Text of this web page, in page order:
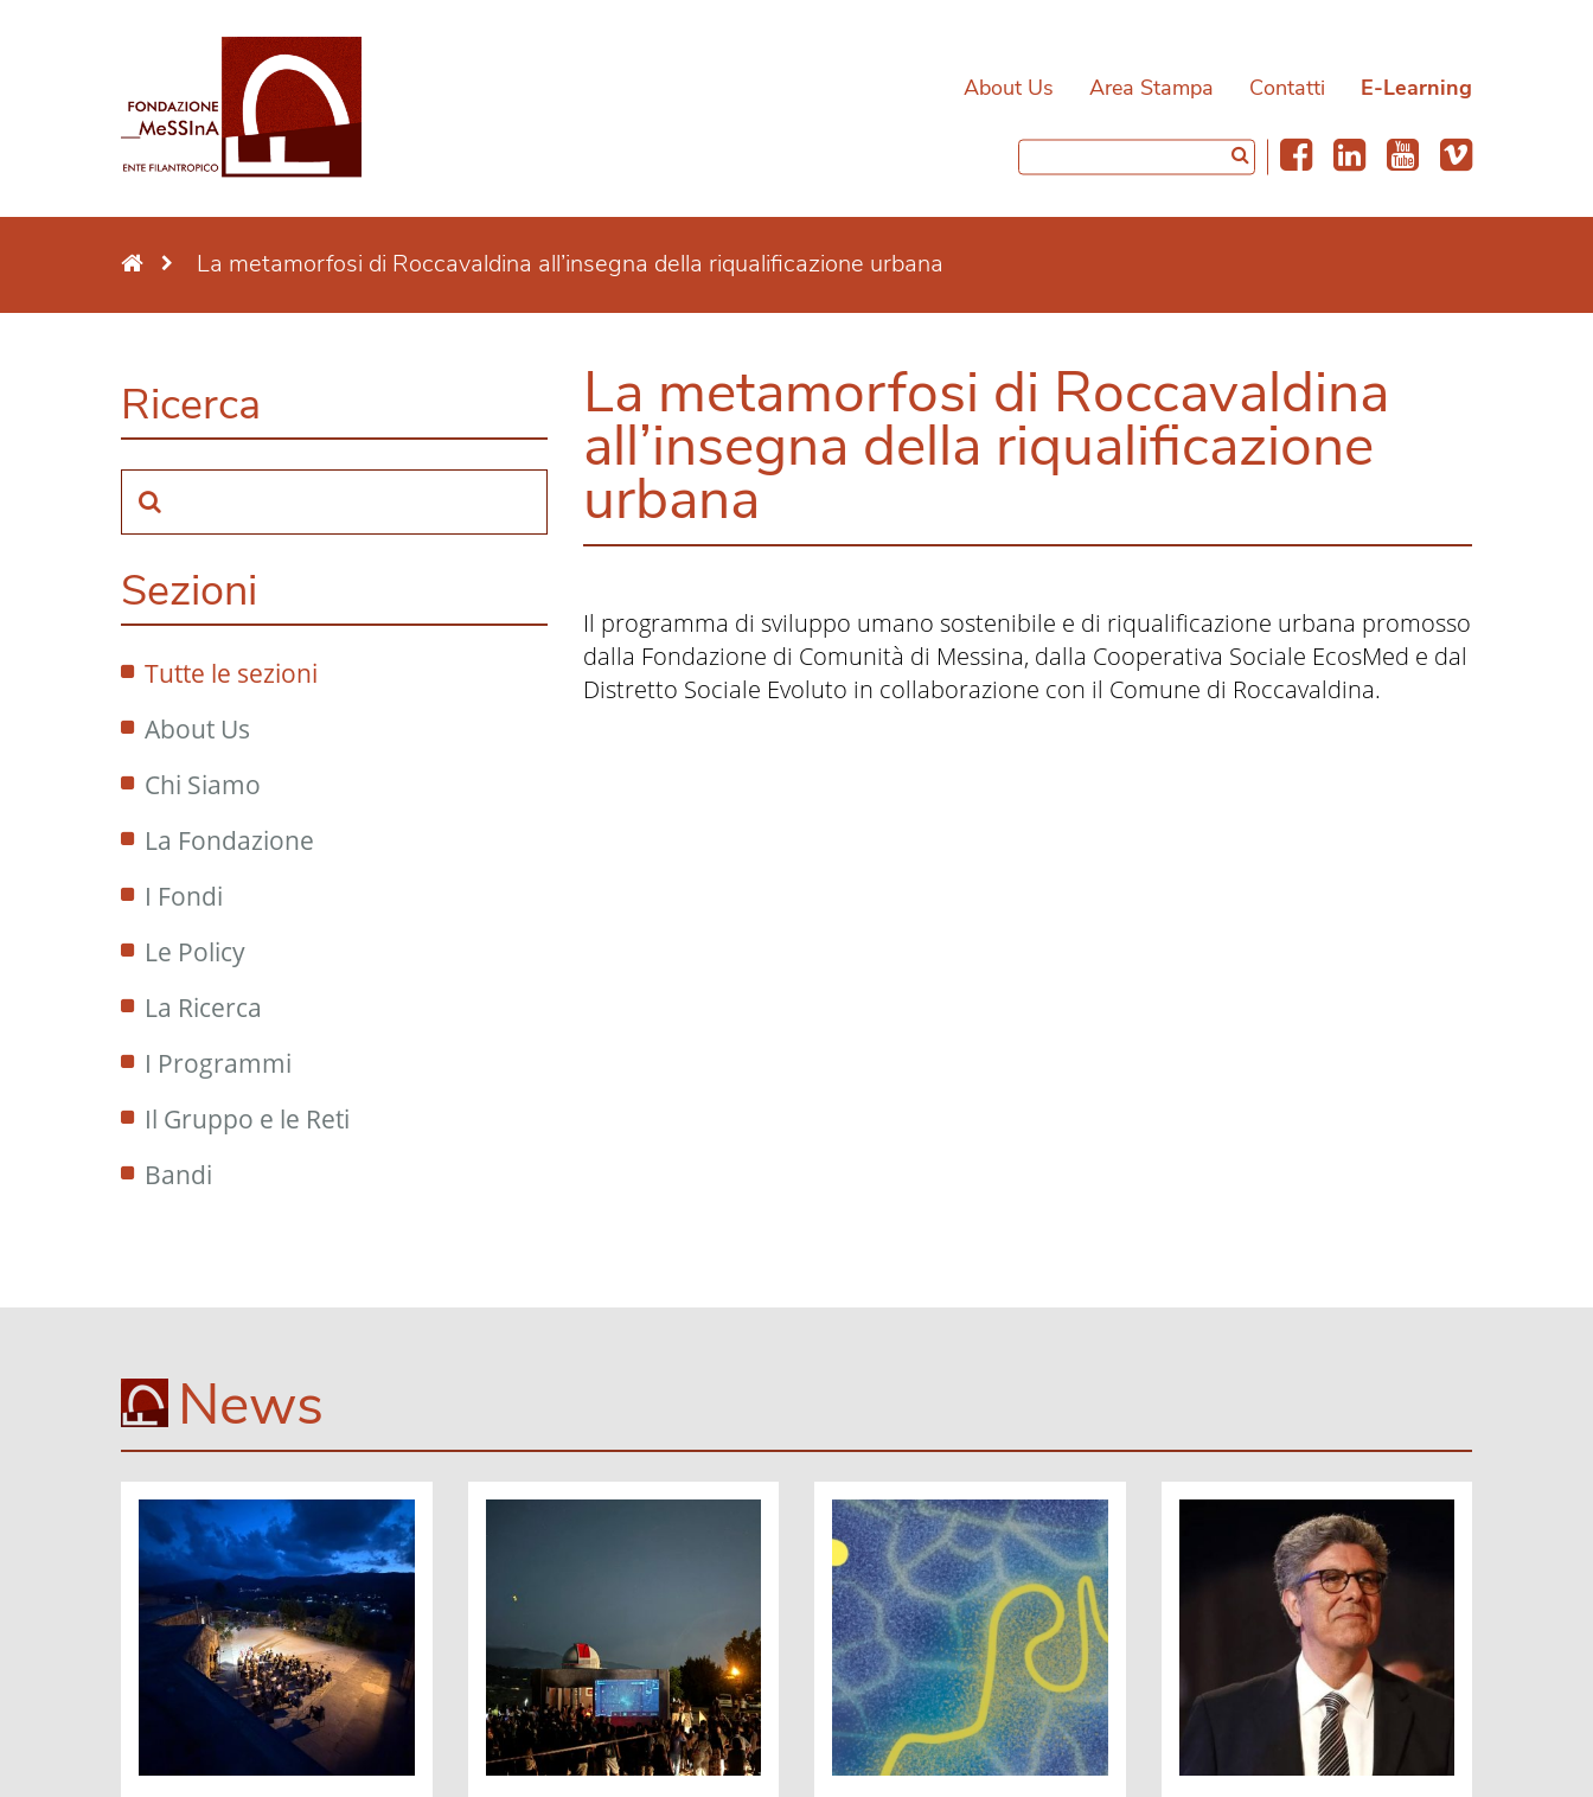
About Us Area Stampa Contatti E-Learning
La metamorfosi di Roccavaldina all’insegna della riqualificazione urbana
Ricerca
Sezioni
Tutte le sezioni
About Us
Chi Siamo
La Fondazione
I Fondi
Le Policy
La Ricerca
I Programmi
Il Gruppo e le Reti
Bandi
La metamorfosi di Roccavaldina
all’insegna della riqualificazione
urbana
Il programma di sviluppo umano sostenibile e di riqualificazione urbana promosso
dalla Fondazione di Comunità di Messina, dalla Cooperativa Sociale EcosMed e dal
Distretto Sociale Evoluto in collaborazione con il Comune di Roccavaldina.
News